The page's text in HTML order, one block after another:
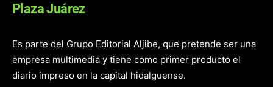
Plaza Juárez
Es parte del Grupo Editorial Aljibe, que pretende ser una
empresa multimedia y tiene como primer producto el
diario impreso en la capital hidalguense.